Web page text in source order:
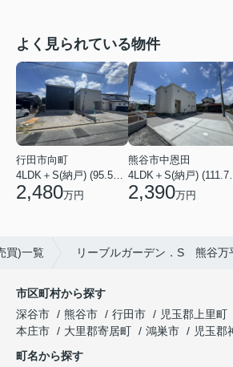
よく見られている物件
行田市向町
4LDK＋S(納戸) (95.58㎡)
2,480万円
熊谷市中恩田
4LDK
2,390万円
買)一覧 リーブルガーデン．S 熊谷
市区町村から探す
深谷市
熊谷市 行田市 児玉郡上里町
本庄市
大里郡寄居町 鴻巣市 児玉郡
町名から探す